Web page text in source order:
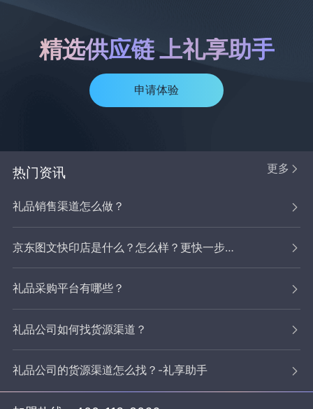
精选供应链 上礼享助手
申请体验
热门资讯 更多
礼品销售渠道怎么做？
京东图文快印店是什么？怎么样？更快一步拓宽业务，抢占市场
礼品采购平台有哪些？
礼品公司如何找货源渠道？
礼品公司的货源渠道怎么找？-礼享助手